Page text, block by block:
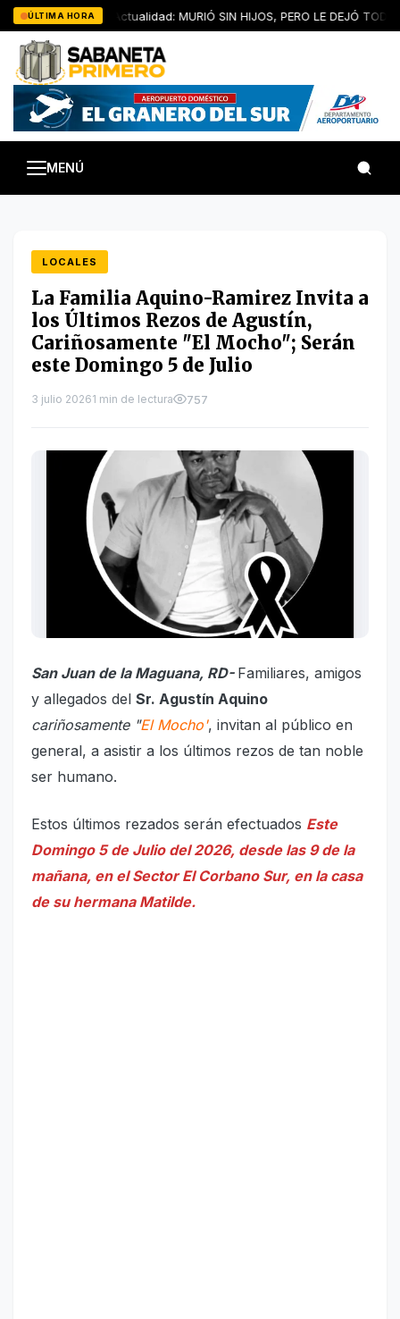
Saltar
al
contenido
ÚLTIMA HORA
Artículo de Actualidad: MURIÓ SIN HIJOS, PERO LE DEJÓ TODOS
MENÚ
LOCALES
La Familia Aquino-Ramirez Invita a
los Últimos Rezos de Agustín,
Cariñosamente "El Mocho"; Serán
este Domingo 5 de Julio
3 julio 20261 min de lectura 757
San Juan de la Maguana, RD- Familiares, amigos
y allegados del Sr. Agustín Aquino
cariñosamente "El Mocho', invitan al público en
general, a asistir a los últimos rezos de tan noble
ser humano.
Estos últimos rezados serán efectuados Este
Domingo 5 de Julio del 2026, desde las 9 de la
mañana, en el Sector El Corbano Sur, en la casa
de su hermana Matilde.